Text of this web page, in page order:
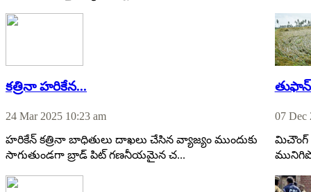
కత్రినా హరికేన...
24 Mar 2025 10:23 am
హరికేన్ కత్రినా బాధితులు దాఖలు చేసిన వ్యాజ్యం ముందుకు
సాగుతుండగా బ్రాడ్ పిట్ గణనీయమైన చ...
07 Dec
మిచౌంగ్